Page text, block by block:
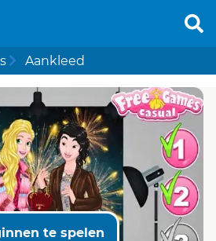
Aankleed
te spelen